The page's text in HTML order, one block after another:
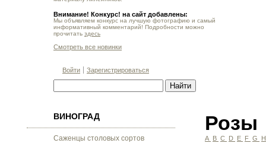
Внимание! Конкурс! на сайт добавлены:
Мы объявляем конкурс на лучшую фотографию и самый
информативный комментарий! Подробности можно
прочитать здесь
Смотреть все новинки
Войти Зарегистрироваться
ВИНОГРАД
Саженцы столовых сортов
Розы
A B C D E F G